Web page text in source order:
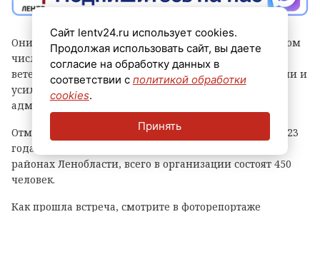
Они обсудили поддержку защитников Отечества, в том
числе развитие в регионе фиджитал-спорта для
ветеранов СВО, а также реформирование организации и
усиление взаимодействия с ней муниципальных
администраций.
Отметим, что Ассоциация была создана в декабре 2023
года. Сейчас ее представительства открыты в 15
районах Ленобласти, всего в организации состоят 450
человек.
Как прошла встреча, смотрите в фоторепортаже
Сайт lentv24.ru использует cookies.
Продолжая использовать сайт, вы даете
согласие на обработку данных в
соответствии с политикой обработки
cookies.
Принять